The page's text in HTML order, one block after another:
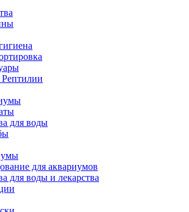
Рептилии
для воды
для аквариумов
для воды и лекарства